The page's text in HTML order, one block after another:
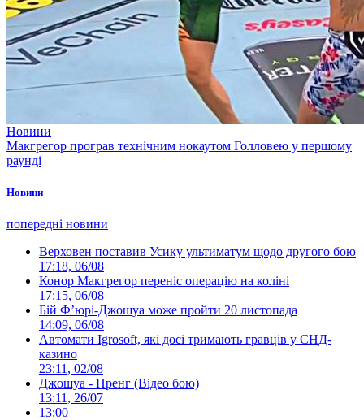
Новини
Макгрегор програв технічним нокаутом Голловею у першому
раунді
Новини
попередні новини
Верховен поставив Усику ультиматум щодо другого бою
17:18, 06/08
Конор Макгрегор переніс операцію на коліні
17:15, 06/08
Бій Ф’юрі-Джошуа може пройти 20 листопада
14:09, 06/08
Автомати Igrosoft, які досі тримають гравців у СНД-
казино
23:11, 02/08
Джошуа - Пренг (Відео бою)
13:11, 26/07
13:00